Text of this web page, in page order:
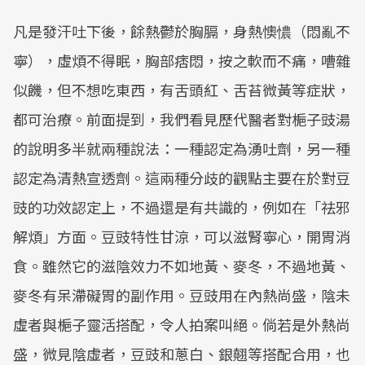
凡是發汗吐下後，餘熱鬱於胸膈，身熱懊憹（悶亂不
寧），虛煩不得眠，胸部痞悶，按之軟而不痛，嘈雜
似饑，但不想吃東西，有舌頭紅、舌苔微黃等症狀，
都可治療。前面提到，我們看見歷代醫者對梔子豉湯
的說明多半就兩種說法：一種認定為湧吐劑，另一種
認定為清熱宣透劑。這兩種分歧的觀點主要在於對豆
豉的功效認定上，不過還是有共識的，例如在「祛邪
解煩」方面。豆豉特性甘涼，可以滋腎寧心，開胃消
食。雖然它的滋陰效力不如地黃、麥冬，不過地黃、
麥冬有呆滯礙胃的副作用。豆豉用在內熱尚盛，陰未
虛者與梔子靈活搭配，令人拍案叫絕。倘若是外熱尚
盛，微見陰虛者，豆豉和蔥白、銀翹等搭配合用，也